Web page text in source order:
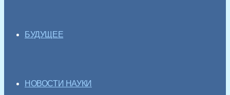
БУДУЩЕЕ
НОВОСТИ НАУКИ